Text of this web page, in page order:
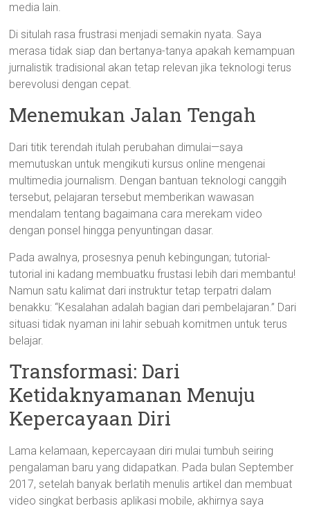
media lain.
Di situlah rasa frustrasi menjadi semakin nyata. Saya
merasa tidak siap dan bertanya-tanya apakah kemampuan
jurnalistik tradisional akan tetap relevan jika teknologi terus
berevolusi dengan cepat.
Menemukan Jalan Tengah
Dari titik terendah itulah perubahan dimulai—saya
memutuskan untuk mengikuti kursus online mengenai
multimedia journalism. Dengan bantuan teknologi canggih
tersebut, pelajaran tersebut memberikan wawasan
mendalam tentang bagaimana cara merekam video
dengan ponsel hingga penyuntingan dasar.
Pada awalnya, prosesnya penuh kebingungan; tutorial-
tutorial ini kadang membuatku frustasi lebih dari membantu!
Namun satu kalimat dari instruktur tetap terpatri dalam
benakku: “Kesalahan adalah bagian dari pembelajaran.” Dari
situasi tidak nyaman ini lahir sebuah komitmen untuk terus
belajar.
Transformasi: Dari
Ketidaknyamanan Menuju
Kepercayaan Diri
Lama kelamaan, kepercayaan diri mulai tumbuh seiring
pengalaman baru yang didapatkan. Pada bulan September
2017, setelah banyak berlatih menulis artikel dan membuat
video singkat berbasis aplikasi mobile, akhirnya saya